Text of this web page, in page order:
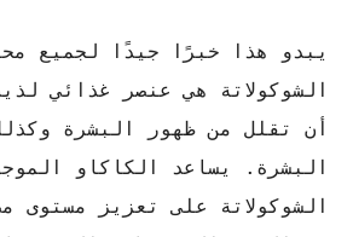
يبدو هذا خبرًا جيدًا لجميع
الشوكولاتة هي عنصر غذائي
أن تقلل من ظهور البشرة
البشرة. يساعد الكاكاو
الشوكولاتة على تعزيز مستوى